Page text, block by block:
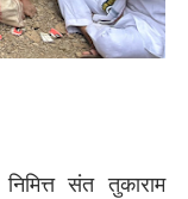
संत तुकाराम